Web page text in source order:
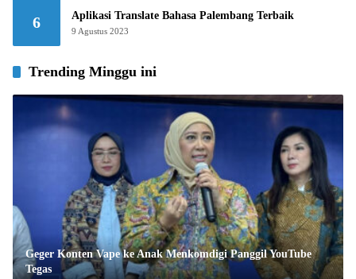
6 Aplikasi Translate Bahasa Palembang Terbaik
9 Agustus 2023
Trending Minggu ini
Geger Konten Vape ke Anak Menkomdigi Panggil YouTube
Tegas